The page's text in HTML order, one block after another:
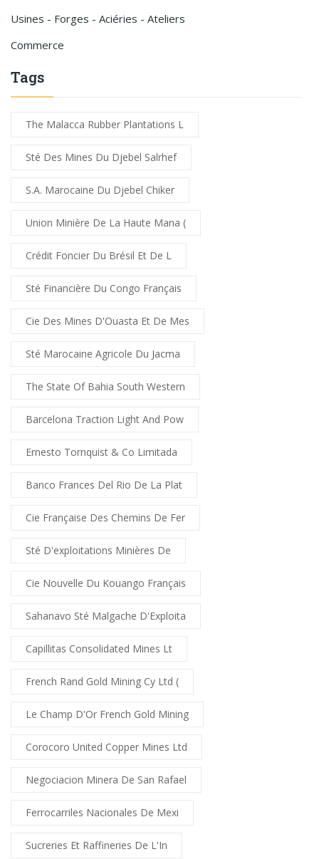
Usines - Forges - Aciéries - Ateliers
Commerce
Tags
The Malacca Rubber Plantations L
Sté Des Mines Du Djebel Salrhef
S.A. Marocaine Du Djebel Chiker
Union Minière De La Haute Mana (
Crédit Foncier Du Brésil Et De L
Sté Financière Du Congo Français
Cie Des Mines D'Ouasta Et De Mes
Sté Marocaine Agricole Du Jacma
The State Of Bahia South Western
Barcelona Traction Light And Pow
Ernesto Tornquist & Co Limitada
Banco Frances Del Rio De La Plat
Cie Française Des Chemins De Fer
Sté D'exploitations Minières De
Cie Nouvelle Du Kouango Français
Sahanavo Sté Malgache D'Exploita
Capillitas Consolidated Mines Lt
French Rand Gold Mining Cy Ltd (
Le Champ D'Or French Gold Mining
Corocoro United Copper Mines Ltd
Negociacion Minera De San Rafael
Ferrocarriles Nacionales De Mexi
Sucreries Et Raffineries De L'In